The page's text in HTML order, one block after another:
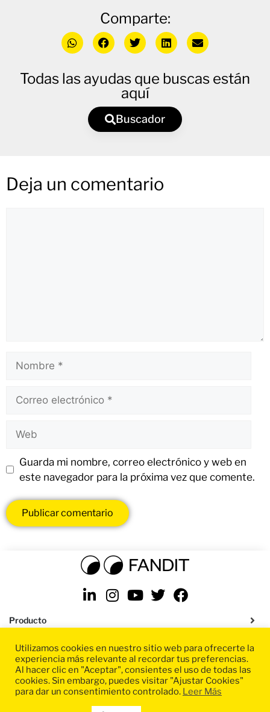
Comparte:
Todas las ayudas que buscas están
aquí
Buscador
Deja un comentario
Guarda mi nombre, correo electrónico y web en
este navegador para la próxima vez que comente.
Producto
Soluciones
Recursos
Utilizamos cookies en nuestro sitio web para ofrecerte la
experiencia más relevante al recordar tus preferencias.
Al hacer clic en "Aceptar", consientes el uso de todas las
cookies. Sin embargo, puedes visitar "Ajustar Cookies"
para dar un consentimiento controlado. Leer Más